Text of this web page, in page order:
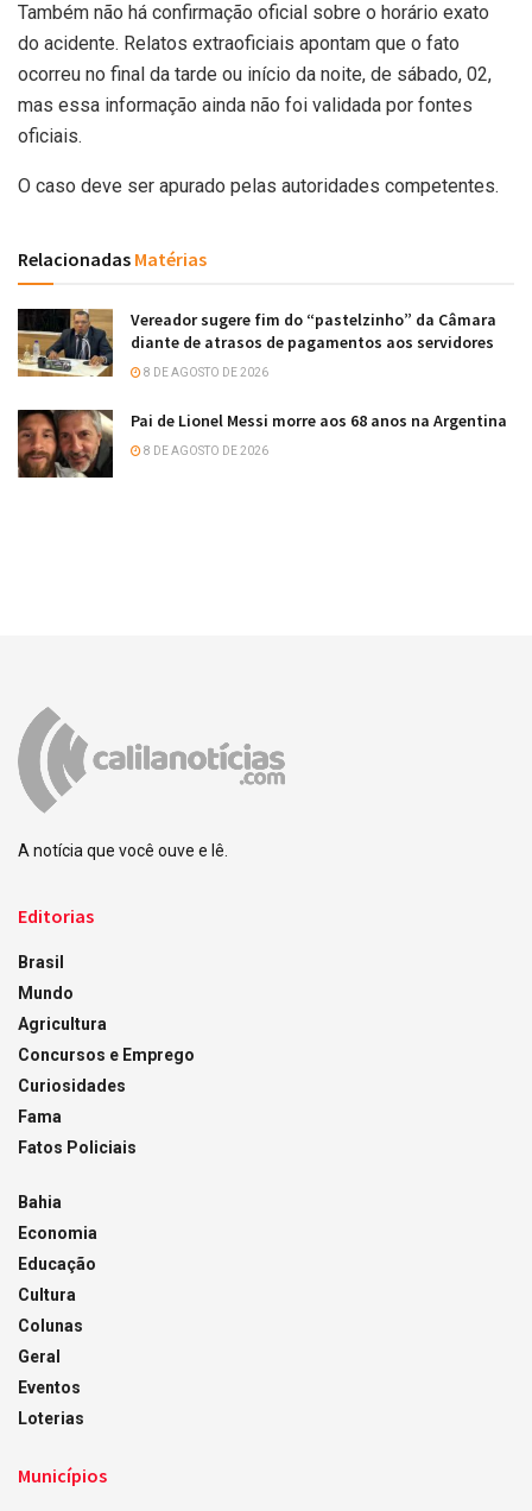
Também não há confirmação oficial sobre o horário exato
do acidente. Relatos extraoficiais apontam que o fato
ocorreu no final da tarde ou início da noite, de sábado, 02,
mas essa informação ainda não foi validada por fontes
oficiais.
O caso deve ser apurado pelas autoridades competentes.
Relacionadas Matérias
Vereador sugere fim do “pastelzinho” da Câmara
diante de atrasos de pagamentos aos servidores
8 DE AGOSTO DE 2026
Pai de Lionel Messi morre aos 68 anos na Argentina
8 DE AGOSTO DE 2026
A notícia que você ouve e lê.
Editorias
Brasil
Mundo
Agricultura
Concursos e Emprego
Curiosidades
Fama
Fatos Policiais
Bahia
Economia
Educação
Cultura
Colunas
Geral
Eventos
Loterias
Municípios